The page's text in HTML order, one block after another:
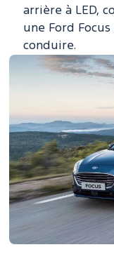
arrière à LED,
une Ford
conduire.